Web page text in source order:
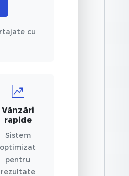
cu
Vânzări
rapide
Sistem
optimizat
pentru
rezultate